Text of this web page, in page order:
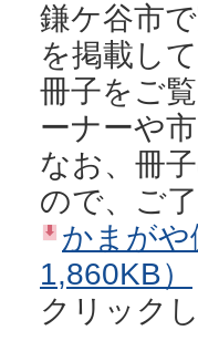
鎌ケ谷市
を掲載し
冊子をご
ーナーや
なお、冊
ので、ご
かまが
1,860KB）
クリック